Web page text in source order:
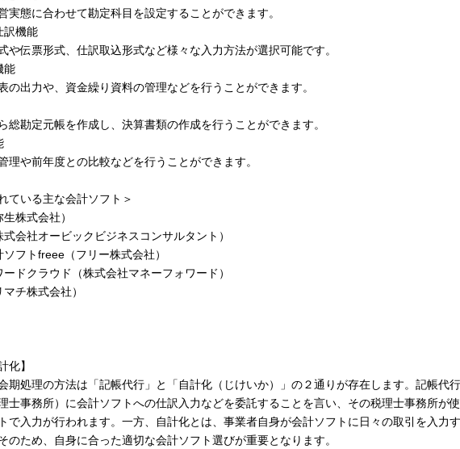
に合わせて勘定科目を設定することができます。
機能
票形式、仕訳取込形式など様々な入力方法が選択可能です。
能
力や、資金繰り資料の管理などを行うことができます。
定元帳を作成し、決算書類の作成を行うことができます。
前年度との比較などを行うことができます。
ている主な会計ソフト＞
株式会社）
会社オービックビジネスコンサルタント）
フトfreee（フリー株式会社）
ドクラウド（株式会社マネーフォワード）
チ株式会社）
化】
期処理の方法は「記帳代行」と「自計化（じけいか）」の２通りが存在します。記帳代
士事務所）に会計ソフトへの仕訳入力などを委託することを言い、その税理士事務所が
で入力が行われます。一方、自計化とは、事業者自身が会計ソフトに日々の取引を入力
のため、自身に合った適切な会計ソフト選びが重要となります。